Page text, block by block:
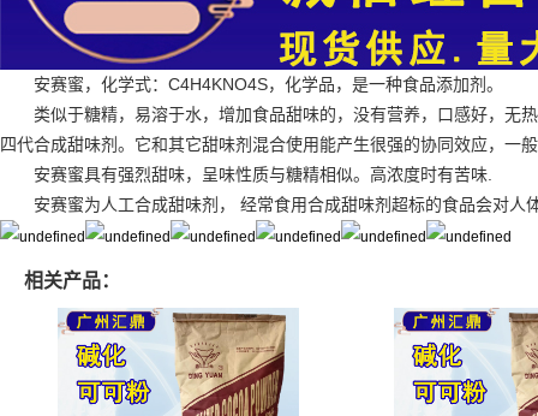
安赛蜜，化学式：C4H4KNO4S，化学品，是一种食品添加剂。
类似于糖精，易溶于水，增加食品甜味的，没有营养，口感好，无
四代合成甜味剂。它和其它甜味剂混合使用能产生很强的协同效应，一
安赛蜜具有强烈甜味，呈味性质与糖精相似。高浓度时有苦味.
安赛蜜为人工合成甜味剂， 经常食用合成甜味剂超标的食品会对
相关产品：